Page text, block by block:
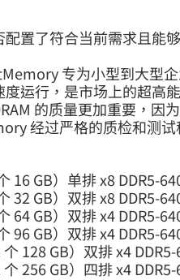
置了符合当前需求且能
专为小型到大型
运行，是市场上的超高
的质量更加重要，因
经过严格的质检和测
16 GB）单排 x8 DDR5-
32 GB）双排 x8 DDR5-
64 GB）双排 x4 DDR5-
96 GB）双排 x4 DDR5-
个 128 GB）双排 x4
256 GB）四排 x4